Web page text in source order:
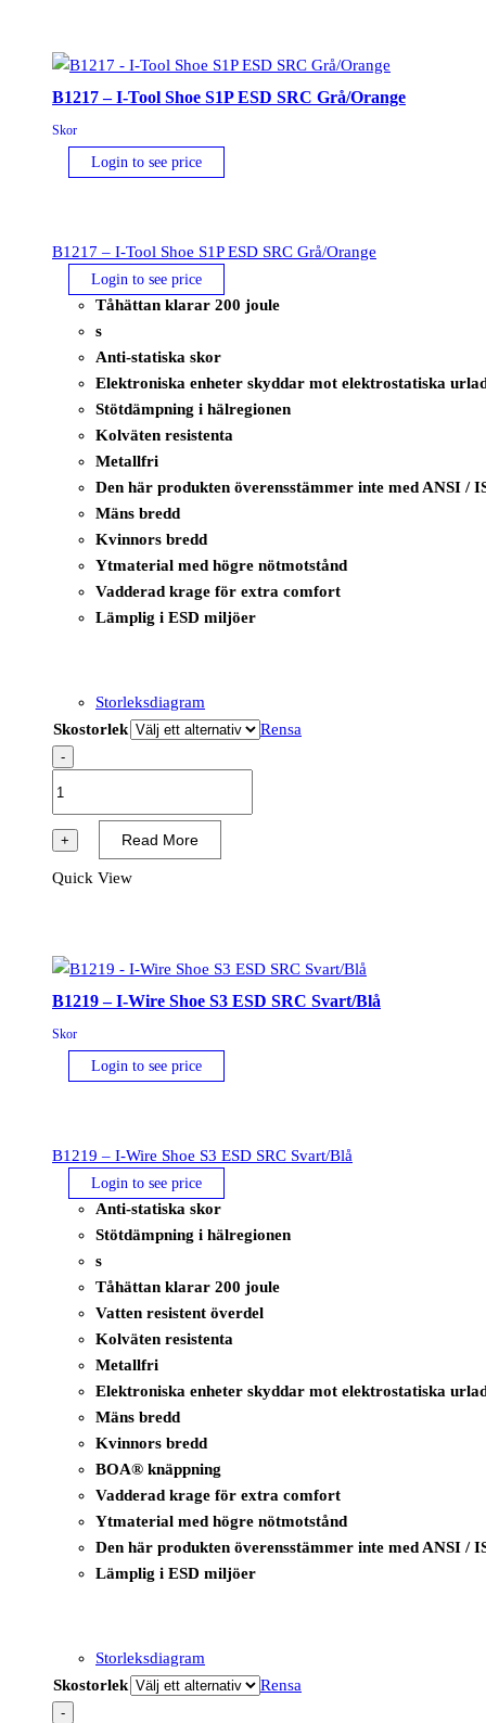
SR
B1217 – I-Tool Shoe S1P ESD SRC Grå/Orange
Skor
Login to see price
B1217 – I-Tool Shoe S1P ESD SRC Grå/Orange
Login to see price
Tåhättan klarar 200 joule
s
Anti-statiska skor
Elektroniska enheter skyddar mot elektrostatiska
Stötdämpning i hälregionen
Kolväten resistenta
Metallfri
Den här produkten överensstämmer inte med ANSI /
Mäns bredd
Kvinnors bredd
Ytmaterial med högre nötmotstånd
Vadderad krage för extra comfort
Lämplig i ESD miljöer
Storleksdiagram
Skostorlek
Rensa
-
I-
Shoe
SRC
+ Read More
Quick View
B1219 – I-Wire Shoe S3 ESD SRC Svart/Blå
Skor
Login to see price
B1219 – I-Wire Shoe S3 ESD SRC Svart/Blå
Login to see price
Anti-statiska skor
Stötdämpning i hälregionen
s
Tåhättan klarar 200 joule
Vatten resistent överdel
Kolväten resistenta
Metallfri
Elektroniska enheter skyddar mot elektrostatiska
Mäns bredd
Kvinnors bredd
BOA® knäppning
Vadderad krage för extra comfort
Ytmaterial med högre nötmotstånd
Den här produkten överensstämmer inte med ANSI /
Lämplig i ESD miljöer
Storleksdiagram
Skostorlek
Rensa
-